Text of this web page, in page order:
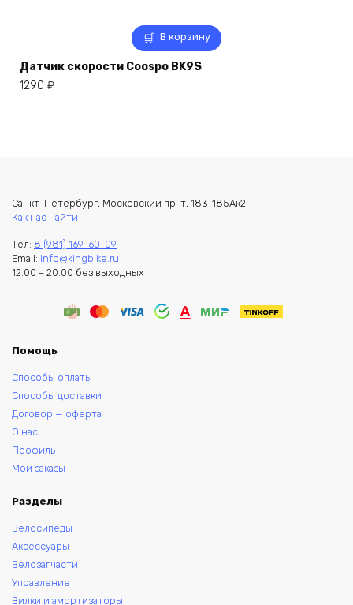
В корзину
Датчик скорости Coospo BK9S
1290 ₽
Санкт-Петербург, Московский пр-т, 183-185Ак2
Как нас найти
Тел: 8 (981) 169-60-09
Email: info@kingbike.ru
12.00 – 20.00 без выходных
Помощь
Способы оплаты
Способы доставки
Договор — оферта
О нас
Профиль
Мои заказы
Разделы
Велосипеды
Аксессуары
Велозапчасти
Управление
Вилки и амортизаторы